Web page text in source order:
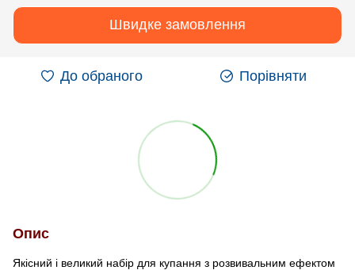
Швидке замовлення
До обраного Порівняти
Опис
Якісний і великий набір для купання з розвивальним ефектом